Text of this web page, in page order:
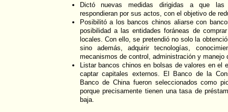
Dictó nuevas medidas dirigidas a que las
respondieran por sus actos, con el objetivo de
Posibilitó a los bancos chinos aliarse con
posibilidad a las entidades foráneas de
locales. Con ello, se pretendió no solo la
sino además, adquirir tecnologías,
mecanismos de control, administración y manejo
Listar bancos chinos en bolsas de valores en el
captar capitales externos. El Banco de la
Banco de China fueron seleccionados como
porque precisamente tienen una tasa de
baja.